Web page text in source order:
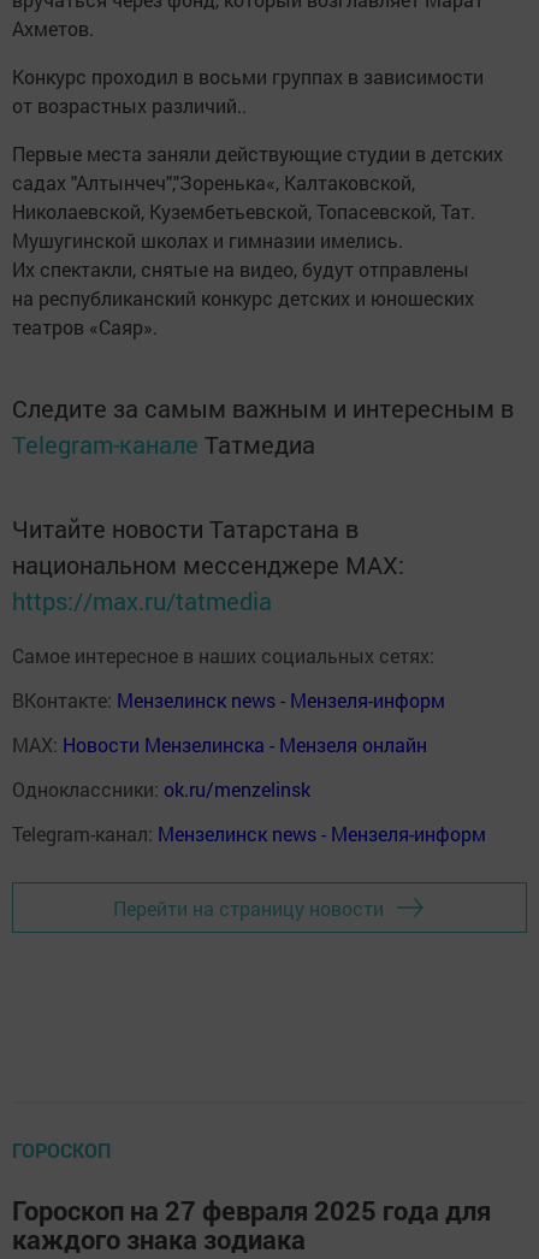
Ахметов.
Конкурс проходил в восьми группах в зависимости
от возрастных различий..
Первые места заняли действующие студии в детских
садах "Алтынчеч","Зоренька«, Калтаковской,
Николаевской, Кузембетьевской, Топасевской, Тат.
Мушугинской школах и гимназии имелись.
Их спектакли, снятые на видео, будут отправлены
на республиканский конкурс детских и юношеских
театров «Саяр».
Следите за самым важным и интересным в
Telegram-канале Татмедиа
Читайте новости Татарстана в
национальном мессенджере MАХ:
https://max.ru/tatmedia
Самое интересное в наших социальных сетях:
ВКонтакте: Мензелинск news - Мензеля-информ
MAX: Новости Мензелинска - Мензеля онлайн
Одноклассники: ok.ru/menzelinsk
Telegram-канал: Мензелинск news - Мензеля-информ
Перейти на страницу новости
ГОРОСКОП
Гороскоп на 27 февраля 2025 года для
каждого знака зодиака